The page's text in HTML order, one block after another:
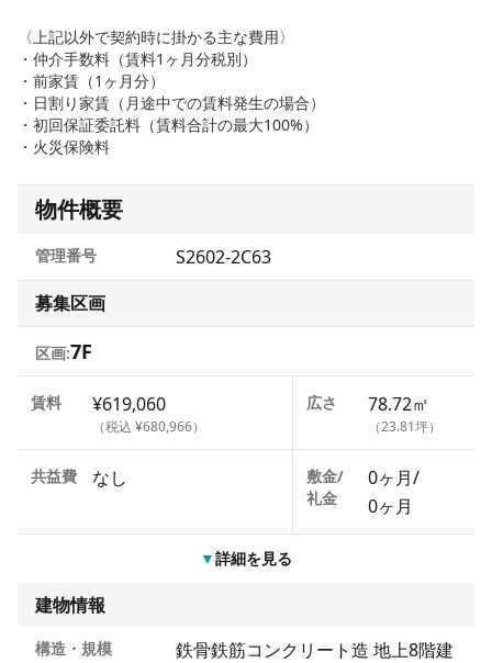
〈上記以外で契約時に掛かる主な費用〉
・仲介手数料（賃料1ヶ月分税別）
・前家賃（1ヶ月分）
・日割り家賃（月途中での賃料発生の場合）
・初回保証委託料（賃料合計の最大100%）
・火災保険料
物件概要
管理番号
S2602-2C63
募集区画
区画:7F
賃料 ¥619,060
（税込 ¥680,966）
広さ 78.72㎡
（23.81坪）
共益費 なし
敷金/
礼金
0ヶ月/
0ヶ月
▼詳細を見る
建物情報
構造・規模 鉄骨鉄筋コンクリート造 地上8階建